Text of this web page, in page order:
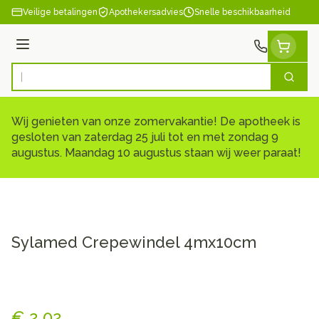
Ga naar de inhoud
Veilige betalingen Apothekersadvies Snelle beschikbaarheid
Menu
Product, merk, categorie... Zoek
Wij genieten van onze zomervakantie! De apotheek is
gesloten van zaterdag 25 juli tot en met zondag 9
augustus. Maandag 10 augustus staan wij weer paraat!
Sylamed Crepewindel 4mx10cm